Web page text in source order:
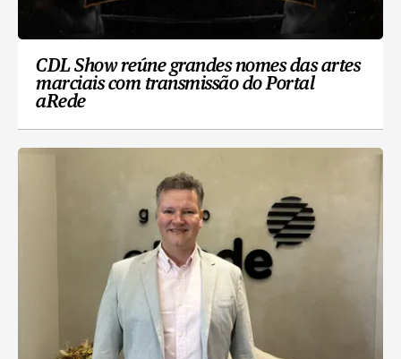
CDL Show reúne grandes nomes das artes
marciais com transmissão do Portal
aRede